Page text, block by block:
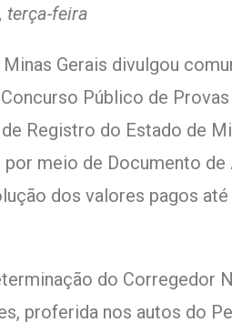
terça-feira
Gerais divulgou
Público de
Registro do Estado de
meio de Documento de
dos valores pagos
do Corregedor
proferida nos autos do